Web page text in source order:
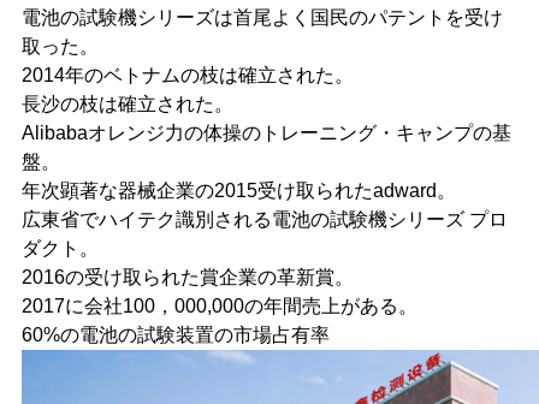
電池の試験機シリーズは首尾よく国民のパテントを受け
取った。
2014年のベトナムの枝は確立された。
長沙の枝は確立された。
Alibabaオレンジ力の体操のトレーニング・キャンプの基
盤。
年次顕著な器械企業の2015受け取られたadward。
広東省でハイテク識別される電池の試験機シリーズ プロ
ダクト。
2016の受け取られた賞企業の革新賞。
2017に会社100，000,000の年間売上がある。
60%の電池の試験装置の市場占有率